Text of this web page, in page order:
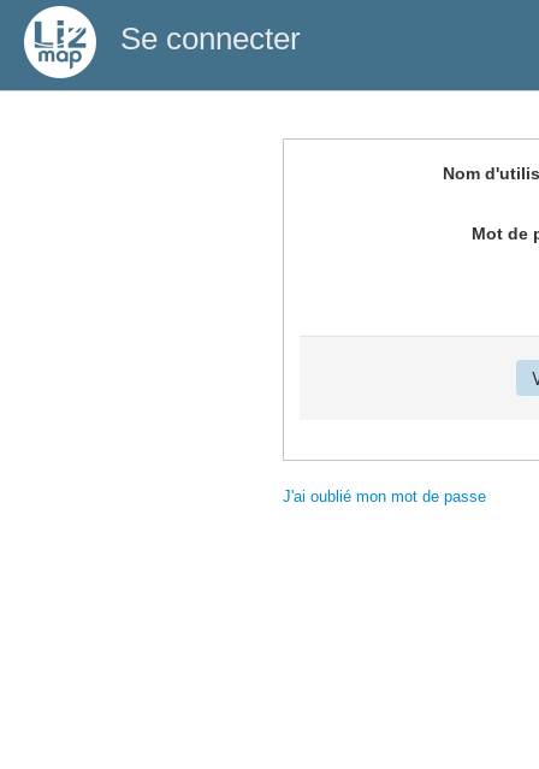
Se connecter
Nom
Mot de
J'ai oublié mon mot de passe